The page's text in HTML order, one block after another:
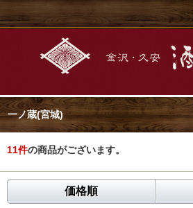
一ノ蔵(宮城)
11件の商品がございます。
価格順